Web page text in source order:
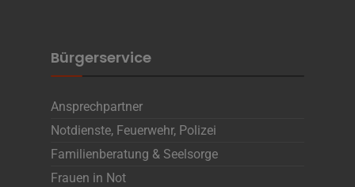
Bürgerservice
Ansprechpartner
Notdienste, Feuerwehr, Polizei
Familienberatung & Seelsorge
Frauen in Not